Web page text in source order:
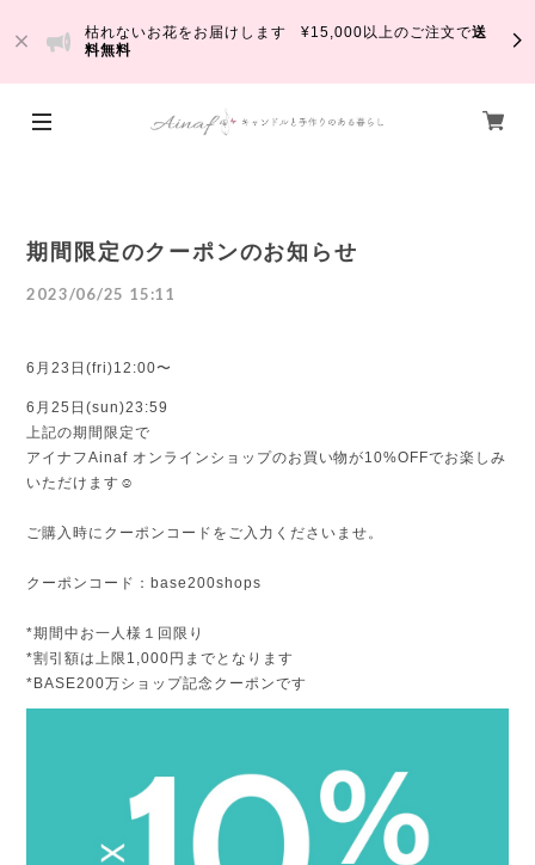
枯れないお花をお届けします ¥15,000以上のご注文で送
料無料
期間限定のクーポンのお知らせ
2023/06/25 15:11
6月23日(fri)12:00〜
6月25日(sun)23:59
上記の期間限定で
アイナフAinaf オンラインショップのお買い物が10%OFFでお楽しみ
いただけます☺️
ご購入時にクーポンコードをご入力くださいませ。
クーポンコード：base200shops
*期間中お一人様１回限り
*割引額は上限1,000円までとなります
*BASE200万ショップ記念クーポンです